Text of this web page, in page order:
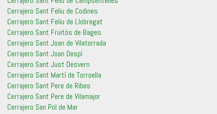
Cerrajero Sant Feliu de Codines
Cerrajero Sant Feliu de Llobregat
Cerrajero Sant Fruitós de Bages
Cerrajero Sant Joan de Vilatorrada
Cerrajero Sant Joan Despí
Cerrajero Sant Just Desvern
Cerrajero Sant Martí de Torroella
Cerrajero Sant Pere de Ribes
Cerrajero Sant Pere de Vilamajor
Cerrajero San Pol de Mar